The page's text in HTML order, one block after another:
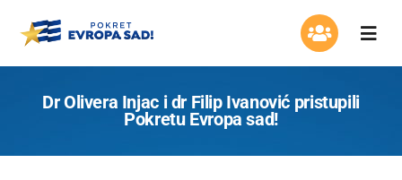
Program
Dr Olivera Injac i dr Filip Ivanović pristupili
Pokretu Evropa sad!